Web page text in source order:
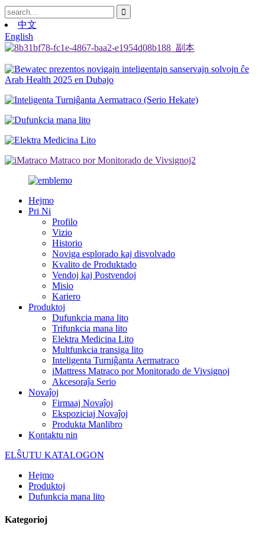
中文
English
Hejmo
Pri Ni
Profilo
Vizio
Historio
Noviga esplorado kaj disvolvado
Kvalito de Produktado
Vendoj kaj Postvendoj
Misio
Kariero
Produktoj
Dufunkcia mana lito
Trifunkcia mana lito
Elektra Medicina Lito
Multfunkcia transiga lito
Inteligenta Turniĝanta Aermatraco
iMattress Matraco por Monitorado de Vivsignoj
Akcesoraĵa Serio
Novaĵoj
Firmaaj Novaĵoj
Ekspoziciaj Novaĵoj
Produkta Manlibro
Kontaktu nin
ELŜUTU KATALOGON
Hejmo
Produktoj
Dufunkcia mana lito
Kategorioj